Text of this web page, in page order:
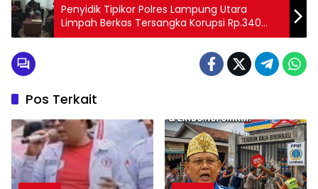
‎Penyidik Tipikor Polres Lampung Utara
Limpah Berkas Tersangka Korupsi Rp.340
juta ke kejari
Pos Terkait